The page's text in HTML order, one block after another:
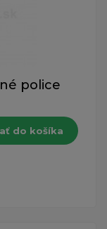
police
do košíka